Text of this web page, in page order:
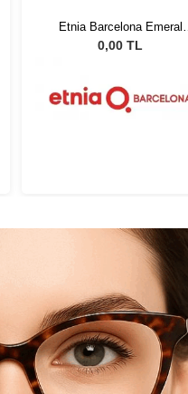
Etnia Barcelona Emeral
BLTQ 52
0,00 TL